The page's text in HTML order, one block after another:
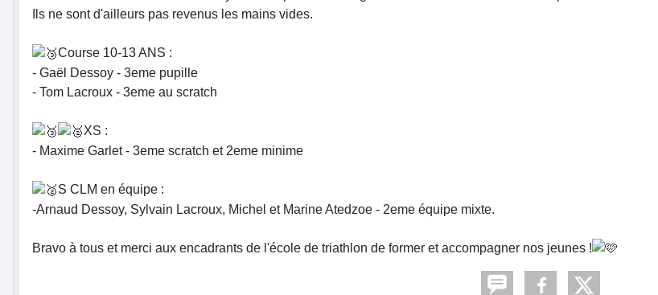
Ils ne sont d'ailleurs pas revenus les mains vides.
Course 10-13 ANS :
- Gaël Dessoy - 3eme pupille
- Tom Lacroux - 3eme au scratch
XS :
- Maxime Garlet - 3eme scratch et 2eme minime
S CLM en équipe :
-Arnaud Dessoy, Sylvain Lacroux, Michel et Marine Atedzoe - 2eme équipe mixte.
Bravo à tous et merci aux encadrants de l'école de triathlon de former et accompagner nos jeunes !